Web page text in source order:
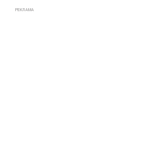
РЕКЛАМА